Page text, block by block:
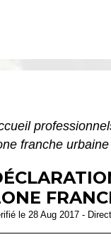
franche
le 28 Aug 2017 -